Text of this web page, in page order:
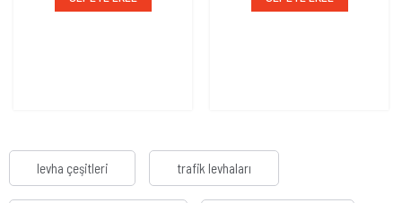
levha çeşitleri trafik levhaları